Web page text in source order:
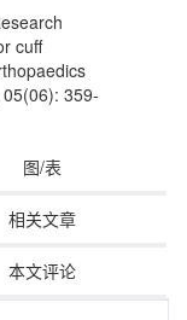
cuff
359-
图/表
相关文章
本文评论